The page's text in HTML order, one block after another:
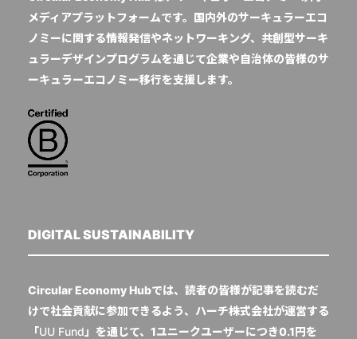
メディアプラットフォームです。国内外のサーキュラーエコ
ノミーに関する情報発信やネットワーキング、共創型サーキ
ュラーデザインプログラムを通じて企業や自治体の皆様のサ
ーキュラーエコノミー移行を支援します。
DIGITAL SUSTAINABILITY
Circular Economy Hubでは、読者の皆様が記事を読むだ
けで社会貢献に参加できるよう、ハーチ株式会社が運営する
「UU Fund 」を通じて、1ユニークユーザーにつき0.1円を